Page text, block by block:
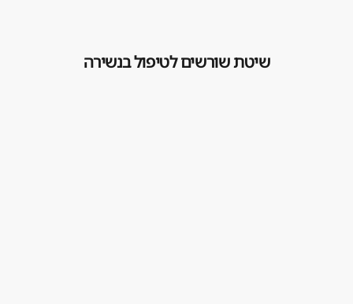
שיטת שורשים לטיפול בנשירה